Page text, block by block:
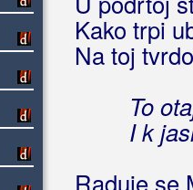
Kako trpi
Na toj
To
I k
Raduje se